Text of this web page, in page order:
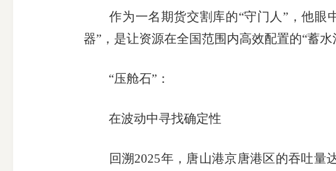
作为一名期货交割库的“守门人”，他眼
器”，是让资源在全国范围内高效配置的“蓄水
“压舱石”：
在波动中寻找确定性
回溯2025年，唐山港京唐港区的吞吐量